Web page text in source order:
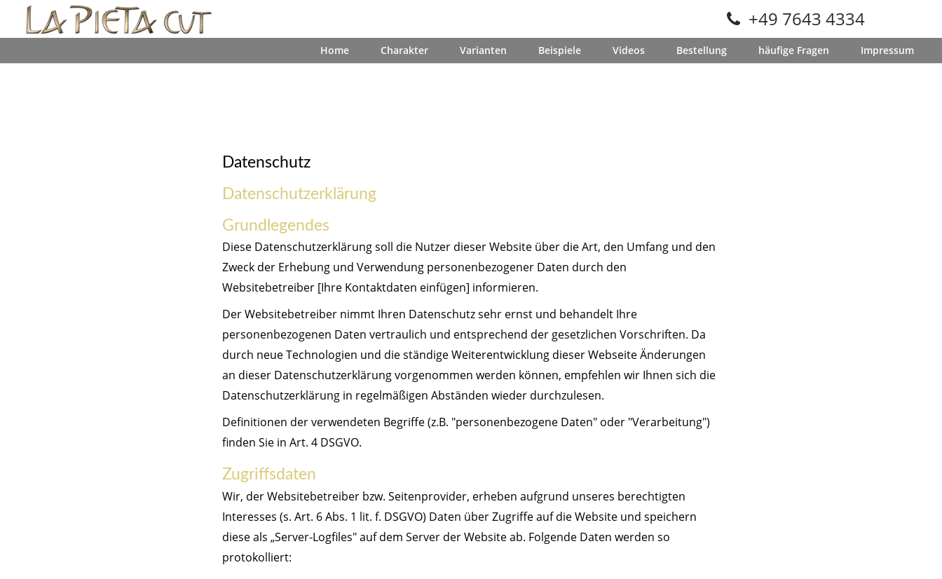
+49 7643 4334
Home Charakter Varianten Beispiele Videos Bestellung häufige Fragen Impressum
Datenschutz
Datenschutzerklärung
Grundlegendes
Diese Datenschutzerklärung soll die Nutzer dieser Website über die Art, den Umfang und den
Zweck der Erhebung und Verwendung personenbezogener Daten durch den
Websitebetreiber [Ihre Kontaktdaten einfügen] informieren.
Der Websitebetreiber nimmt Ihren Datenschutz sehr ernst und behandelt Ihre
personenbezogenen Daten vertraulich und entsprechend der gesetzlichen Vorschriften. Da
durch neue Technologien und die ständige Weiterentwicklung dieser Webseite Änderungen
an dieser Datenschutzerklärung vorgenommen werden können, empfehlen wir Ihnen sich die
Datenschutzerklärung in regelmäßigen Abständen wieder durchzulesen.
Definitionen der verwendeten Begriffe (z.B. "personenbezogene Daten" oder "Verarbeitung")
finden Sie in Art. 4 DSGVO.
Zugriffsdaten
Wir, der Websitebetreiber bzw. Seitenprovider, erheben aufgrund unseres berechtigten
Interesses (s. Art. 6 Abs. 1 lit. f. DSGVO) Daten über Zugriffe auf die Website und speichern
diese als „Server-Logfiles" auf dem Server der Website ab. Folgende Daten werden so
protokolliert: